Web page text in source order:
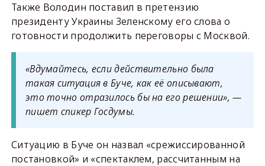
Также Володин поставил в претензию
президенту Украины Зеленскому его слова о
готовности продолжить переговоры с Москвой.
«Вдумайтесь, если действительно была
такая ситуация в Буче, как её описывают,
это точно отразилось бы на его решении», —
пишет спикер Госдумы.
Ситуацию в Буче он назвал «срежиссированной
постановкой» и «спектаклем, рассчитанным на